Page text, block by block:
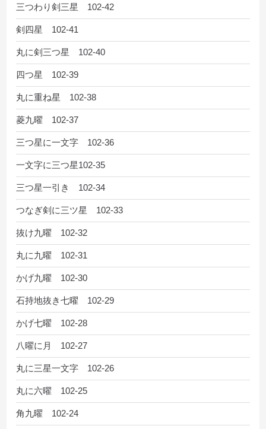
三つわり剣三星 102-42
剣四星 102-41
丸に剣三つ星 102-40
四つ星 102-39
丸に重ね星 102-38
菱九曜 102-37
三つ星に一文字 102-36
一文字に三つ星102-35
三つ星一引き 102-34
つなぎ剣に三ツ星 102-33
抜け九曜 102-32
丸に九曜 102-31
かげ九曜 102-30
石持地抜き七曜 102-29
かげ七曜 102-28
八曜に月 102-27
丸に三星一文字 102-26
丸に六曜 102-25
角九曜 102-24